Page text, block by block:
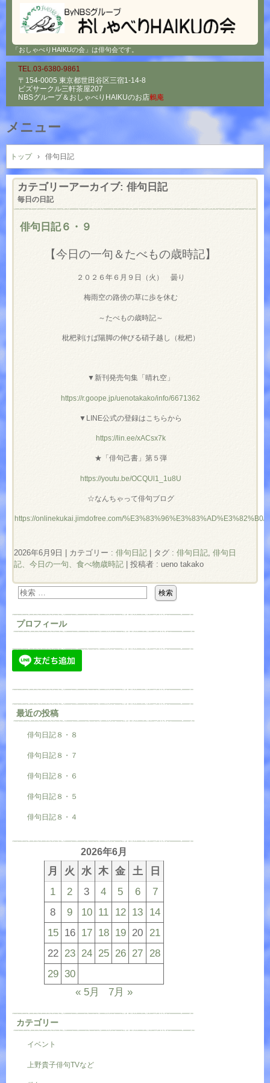
「おしゃべりHAIKUの会」は俳句会です。
TEL.03-6380-9861
〒154-0005 東京都世田谷区三宿1-14-8
ビズサークル三軒茶屋207
NBSグループ＆ おしゃべりHAIKUのお店鶫庵
メニュー
コ
ン
テ
ン
へ
トップ › 俳句日記
カテゴリーアーカイブ: 俳句日記
毎日の日記
俳句日記６・９
【今日の一句＆たべもの歳時記】
２０２６年６月９日（火） 曇り
梅雨空の路傍の草に歩を休む
～たべもの歳時記～
枇杷剥けば陽脚の伸びる硝子越し（枇杷）
▼新刊発売句集「晴れ空」
https://r.goope.jp/uenotakako/info/6671362
▼LINE公式の登録はこちらから
https://lin.ee/xACsx7k
★「俳句己書」第５弾
https://youtu.be/OCQUl1_1u8U
☆なんちゃって俳句ブログ
https://onlinekukai.jimdofree.com/%E3%83%96%E3%83%AD%E3%82%B0/
2026年6月9日 カテゴリー : 俳句日記 タグ : 俳句日記, 俳句日
記、今日の一句、食べ物歳時記
投稿者 : ueno takako
プロフィール
最近の投稿
俳句日記８・８
俳句日記８・７
俳句日記８・６
俳句日記８・５
俳句日記８・４
2026年6月
月 火 水 木 金 土
日
1
2 3 4 5 6
7
8
9 10 11 12 13 14
15 16 17 18 19 20 21
22 23 24 25 26 27 28
29 30
« 5月
7月 »
カテゴリー
イベント
上野貴子俳句TVなど